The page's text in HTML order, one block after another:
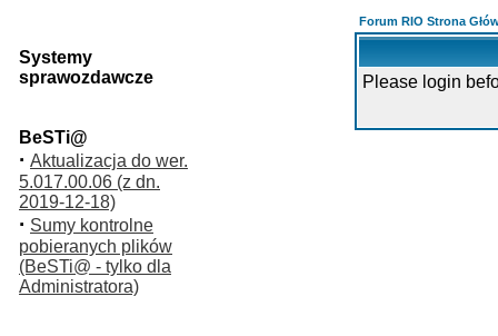
Systemy
sprawozdawcze
BeSTi@
· Aktualizacja do wer.
5.017.00.06 (z dn.
2019-12-18)
· Sumy kontrolne
pobieranych plików
(BeSTi@ - tylko dla
Administratora)
Forum RIO Strona
Please login